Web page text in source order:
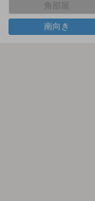
角部屋
南向き